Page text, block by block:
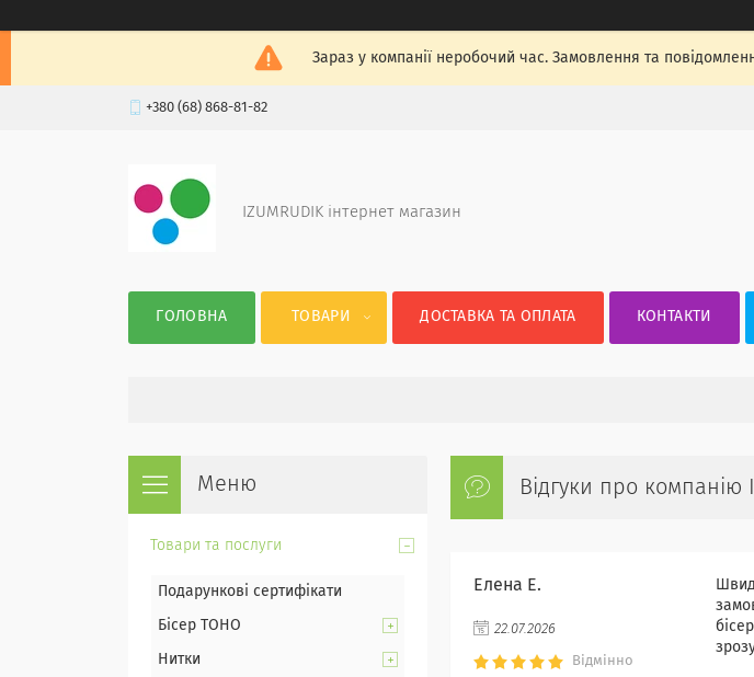
Зараз у компанії неробочий час. Замовлення та
+380 (68) 868-81-82
IZUMRUDIK інтернет магазин
ГОЛОВНА ТОВАРИ ДОСТАВКА ТА ОПЛАТА КОНТАКТИ
Відгуки про компанію
Елена Е.
22.07.2026
Відмінно
Товари та послуги
Подарункові сертифікати
Бісер TOHO
Нитки